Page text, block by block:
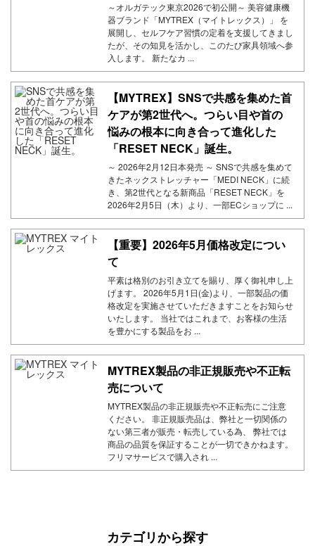
～オルガテック東京2026で初公開～ 美容健康機
器ブランド「MYTREX（マイトレックス）」 を
展開し、セルフケア習慣の定着を支援してきまし
たが、その知見を活かし、このたび家具領域へ参
入します。 新たなカ ...
【MYTREX】SNSで共感を集めた首
ケアが第2世代へ。つらい目や首の
悩みの根本に向き合って進化した
「RESET NECK」誕生。
～ 2026年2月12日本発売 ～ SNSで共感を集めて
きたネックストレッチャー「MEDI NECK」に続
き、第2世代となる新商品「RESET NECK」を
2026年2月5日（木）より、一部ECショップに ...
【重要】2026年5月価格改定につい
て
平素は格別のお引き立てを賜り、厚く御礼申し上
げます。 2026年5月1日(金)より、一部製品の価
格改定を実施させていただきますことをお知らせ
いたします。 当社ではこれまで、お客様の生活
を豊かにする製品をお ...
MYTREX製品の非正規販売や不正転
売について
MYTREX製品の非正規販売や不正転売にご注意
ください。 非正規販売品は、弊社と一切関係の
ない第三者が販売・転売している為、 弊社では
商品の品質を保証することが一切できかねます。
フリマサービスで購入され ...
カテゴリから探す